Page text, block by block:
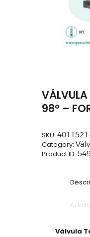
98° –
SKU:
Category:
Product ID:
Válvula